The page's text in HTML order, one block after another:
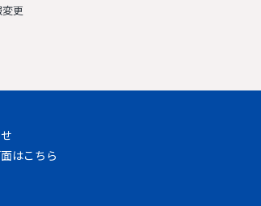
更
はこちら